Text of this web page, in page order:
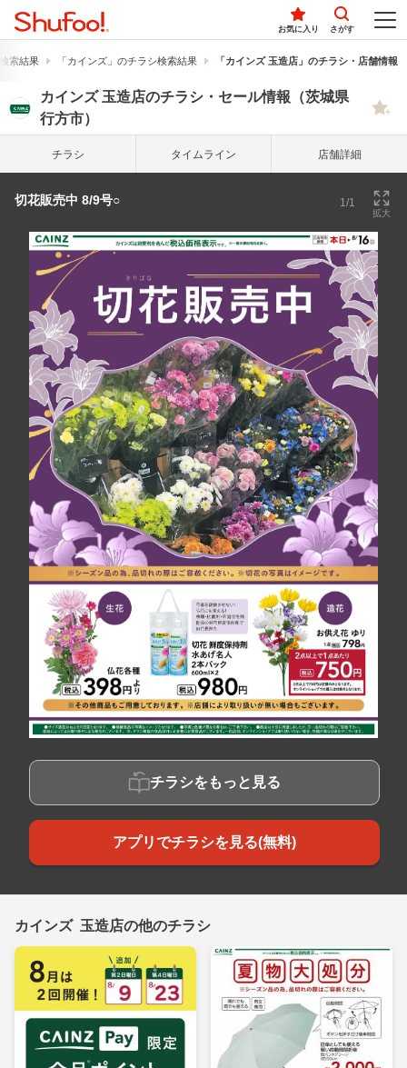
お気に入り さがす
索結果 「カインズ」のチラシ検索結果 「カインズ 玉造店」のチラシ・店舗情報
カインズ 玉造店のチラシ・セール情報（茨城県
行方市）
チラシ タイム ライン 店舗詳細
切花販売中 8/9号○ 1/1
拡大
チラシをもっと見る
アプリでチラシを見る(無料)
カインズ 玉造店の他のチラシ